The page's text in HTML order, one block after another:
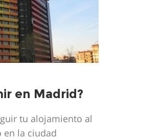
en Madrid?
tu alojamiento al
en la ciudad